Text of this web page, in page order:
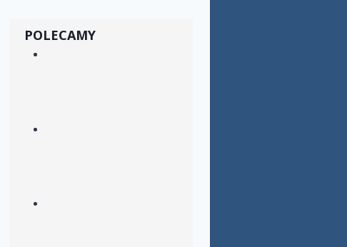
POLECAMY